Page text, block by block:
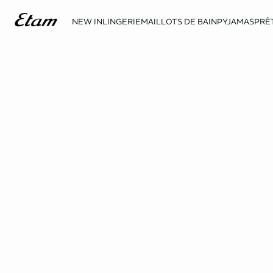
NEW INLINGERIEMAILLOTS DE BAINPYJAMAS